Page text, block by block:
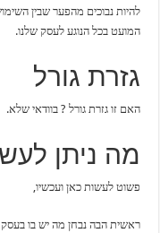
להיות נבוכים מהפער שבין
המועט בכל הנוגע לעסק שלנו.
גזרת גורל
האם זו גזרת גורל ? בוודאי שלא.
מה ניתן
פשוט לעשות כאן ועכשיו,
ראשית הבה נבחן מה יש בו